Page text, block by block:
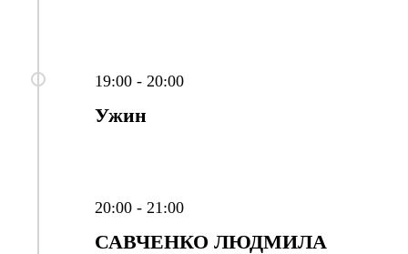
19:00 - 20:00
Ужин
20:00 - 21:00
САВЧЕНКО ЛЮДМИЛА